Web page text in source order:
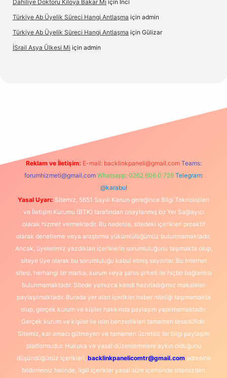
Dahiliye Doktoru Kiloya Bakar Mı için İnci
Türkiye Ab Üyelik Süreci Hangi Antlaşma için admin
Türkiye Ab Üyelik Süreci Hangi Antlaşma için Gülizar
İSrail Asya Ülkesi Mi için admin
Reklam ve İletişim: E-mail: backlinkpaneli@gmail.com Teams:
forumhizmeti@gmail.com Whatsapp: 0262 606 0 726 Telegram:
@karabul
Yasal Uyarı: Sitemiz, 5651 Sayılı Kanun gereğince Bilgi Teknolojileri
ve İletişim Kurumu (BTK) tarafından onaylanmış bir Yer Sağlayıcı
olarak hizmet vermektedir. Bu nedenle, sitedeki içerikleri proaktif
olarak denetleme veya araştırma yükümlülüğümüz bulunmamaktadır.
Ancak, üyelerimiz yazdıkları içeriklerin sorumluluğunu taşımakta olup,
siteye üye olarak bu sorumluluğu kabul etmiş sayılırlar. Bu internet
sitesi, herhangi bir marka, kurum veya şahıs şirketi ile hiçbir bağlantısı
bulunmamaktadır. Sitede yalnızca kendi hazırladığımız makaleler
paylaşılmaktadır. Burada yer alan içerikler haber niteliği taşımamakta
olup, gerçek kurum ve kişiler hakkında paylaşım yapılmamaktadır.
Gerçek kurum ve kişiler ile isim benzerlikleri tamamen tesadüfidir.
Sitemiz, kar amacı gütmeyen ve tamamen ücretsiz bir bilgi paylaşım
platformudur. Hukuka ve yasal düzenlemelere aykırı olduğunu
düşündüğünüz içerikleri, backlinkpanelicomtr@gmail.comadresine
bildirmeniz halinde, ilgili içerikler yasal süre içerisinde sitemizden